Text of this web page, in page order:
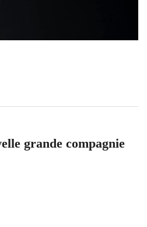
grande compagnie